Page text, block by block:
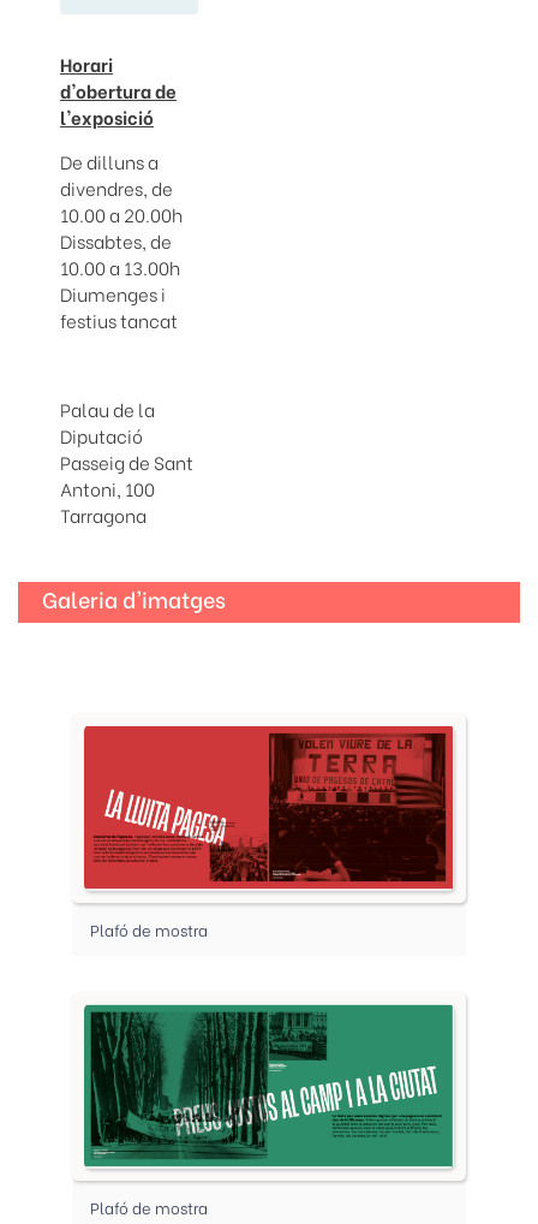
Horari
d'obertura de
l'exposició
De dilluns a
divendres, de
10.00 a 20.00h
Dissabtes, de
10.00 a 13.00h
Diumenges i
festius tancat
Palau de la
Diputació
Passeig de Sant
Antoni, 100
Tarragona
Galeria d'imatges
Plafó de mostra
Plafó de mostra